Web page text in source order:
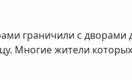
граничили с
Многие жители